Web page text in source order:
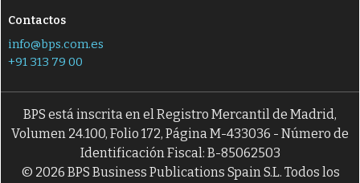
Contactos
info@bps.com.es
+91 313 79 00
BPS está inscrita en el Registro Mercantil de Madrid,
Volumen 24.100, Folio 172, Página M-433036 - Número de
Identificación Fiscal: B-85062503
© 2026 BPS Business Publications Spain S.L. Todos los